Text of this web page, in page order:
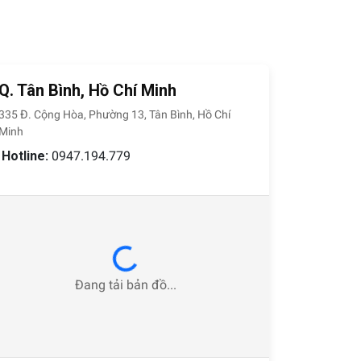
dáng để phù hợp thiết kế nội thất theo
chiếu ánh sáng xung quanh và tạo hiệu
gương lên nhau và vận chuyển mà không
việc di chuyển sản phẩm cũng rất đơn
Q. Tân Bình, Hồ Chí Minh
Đ. Cộng Hòa, Phường 13, Tân Bình, Hồ Chí
Minh
Hotline: 0947.194.779
Loading...
Đang tải bản đồ...